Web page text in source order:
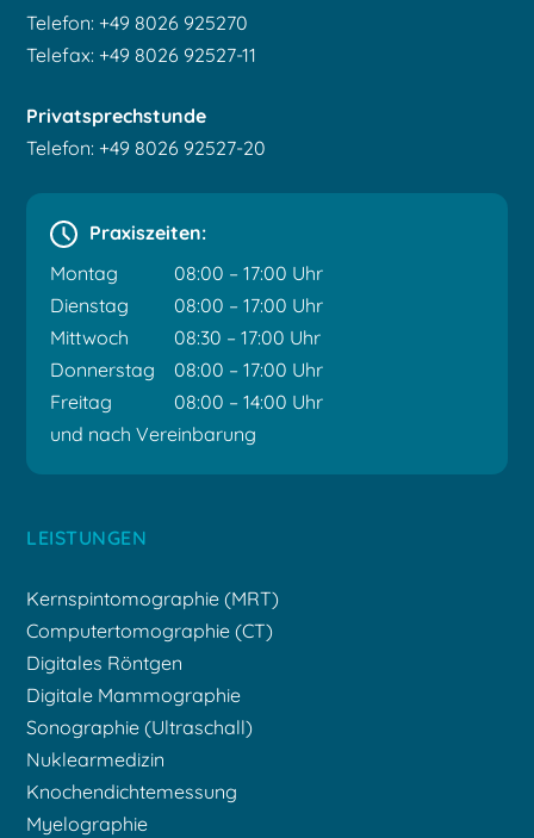
Telefon: +49 8026 925270
Telefax: +49 8026 92527-11
Privatsprechstunde
Telefon: +49 8026 92527-20
Praxiszeiten:
Montag
08:00 – 17:00 Uhr
Dienstag
08:00 – 17:00 Uhr
Mittwoch
08:30 – 17:00 Uhr
Donnerstag
08:00 – 17:00 Uhr
Freitag
08:00 – 14:00 Uhr
und nach Vereinbarung
LEISTUNGEN
Kernspintomographie (MRT)
Computertomographie (CT)
Digitales Röntgen
Digitale Mammographie
Sonographie (Ultraschall)
Nuklearmedizin
Knochendichtemessung
Myelographie